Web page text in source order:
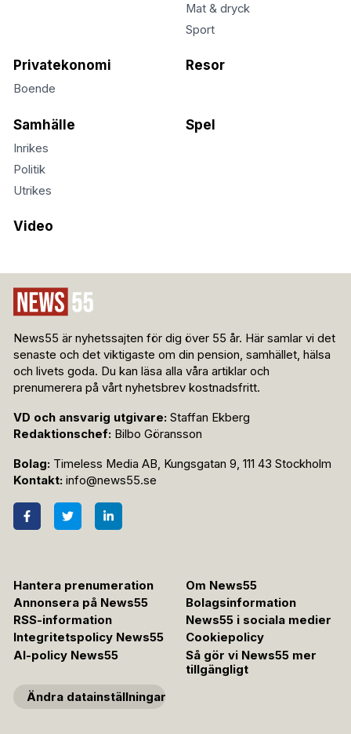
Mat & dryck
Sport
Privatekonomi
Boende
Resor
Samhälle
Inrikes
Politik
Utrikes
Spel
Video
News55 är nyhetssajten för dig över 55 år. Här samlar vi det
senaste och det viktigaste om din pension, samhället, hälsa
och livets goda. Du kan läsa alla våra artiklar och
prenumerera på vårt nyhetsbrev kostnadsfritt.
VD och ansvarig utgivare: Staffan Ekberg
Redaktionschef: Bilbo Göransson
Bolag: Timeless Media AB, Kungsgatan 9, 111 43 Stockholm
Kontakt: info@news55.se
Hantera prenumeration
Om News55
Annonsera på News55
Bolagsinformation
RSS-information
News55 i sociala medier
Integritetspolicy News55
Cookiepolicy
AI-policy News55
Så gör vi News55 mer
tillgängligt
Ändra datainställningar